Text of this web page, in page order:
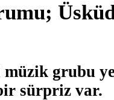
grubu
sürpriz var.